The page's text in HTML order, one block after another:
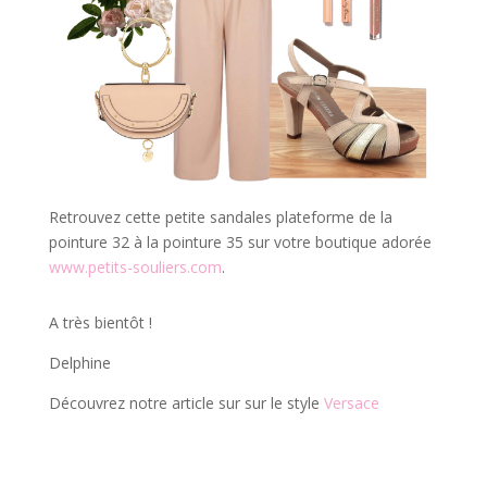
Retrouvez cette petite sandales plateforme de la
pointure 32 à la pointure 35 sur votre boutique adorée
www.petits-souliers.com.
A très bientôt !
Delphine
Découvrez notre article sur sur le style Versace